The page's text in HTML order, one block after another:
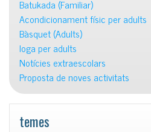
Batukada (Familiar)
Acondicionament físic per adults
Bàsquet (Adults)
Ioga per adults
Notícies extraescolars
Proposta de noves activitats
temes